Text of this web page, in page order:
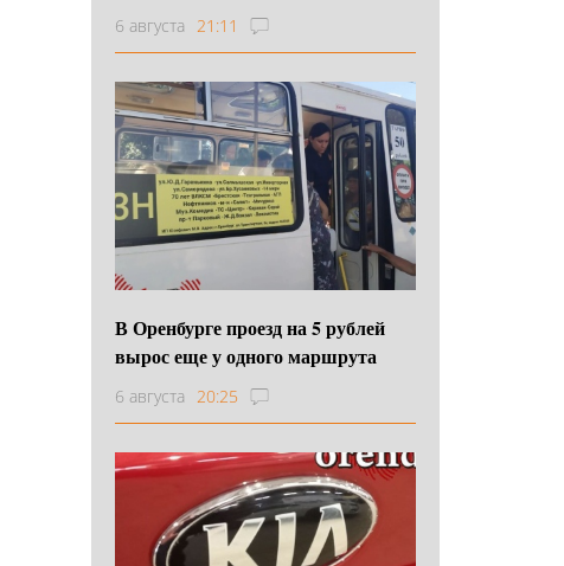
6 августа 21:11
В Оренбурге проезд на 5 рублей
вырос еще у одного маршрута
6 августа 20:25